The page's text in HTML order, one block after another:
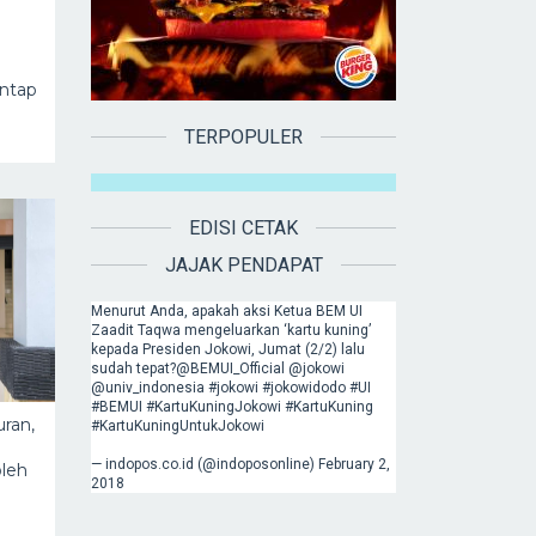
TERPOPULER
EDISI CETAK
JAJAK PENDAPAT
Menurut Anda, apakah aksi Ketua BEM UI
Zaadit Taqwa mengeluarkan ‘kartu kuning’
kepada Presiden Jokowi, Jumat (2/2) lalu
sudah tepat?@BEMUI_Official @jokowi
@univ_indonesia #jokowi #jokowidodo #UI
#BEMUI #KartuKuningJokowi #KartuKuning
#KartuKuningUntukJokowi
— indopos.co.id (@indoposonline) February 2,
2018